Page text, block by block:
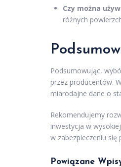
Czy można
różnych
Podsumowując,
przez producentów.
miarodajne dane o
Rekomendujemy
inwestycja w
w zabezpieczeniu się
Powiązane